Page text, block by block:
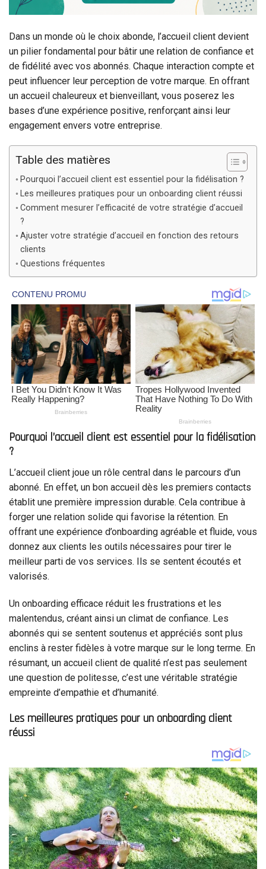
Dans un monde où le choix abonde, l’accueil client devient
un pilier fondamental pour bâtir une relation de confiance et
de fidélité avec vos abonnés. Chaque interaction compte et
peut influencer leur perception de votre marque. En offrant
un accueil chaleureux et bienveillant, vous poserez les
bases d’une expérience positive, renforçant ainsi leur
engagement envers votre entreprise.
Table des matières
Pourquoi l’accueil client est essentiel pour la fidélisation ?
Les meilleures pratiques pour un onboarding client réussi
Comment mesurer l’efficacité de votre stratégie d’accueil
?
Ajuster votre stratégie d’accueil en fonction des retours
clients
Questions fréquentes
Pourquoi l’accueil client est essentiel pour la fidélisation
?
L’accueil client joue un rôle central dans le parcours d’un
abonné. En effet, un bon accueil dès les premiers contacts
établit une première impression durable. Cela contribue à
forger une relation solide qui favorise la rétention. En
offrant une expérience d’onboarding agréable et fluide, vous
donnez aux clients les outils nécessaires pour tirer le
meilleur parti de vos services. Ils se sentent écoutés et
valorisés.
Un onboarding efficace réduit les frustrations et les
malentendus, créant ainsi un climat de confiance. Les
abonnés qui se sentent soutenus et appréciés sont plus
enclins à rester fidèles à votre marque sur le long terme. En
résumant, un accueil client de qualité n’est pas seulement
une question de politesse, c’est une véritable stratégie
empreinte d’empathie et d’humanité.
Les meilleures pratiques pour un onboarding client
réussi